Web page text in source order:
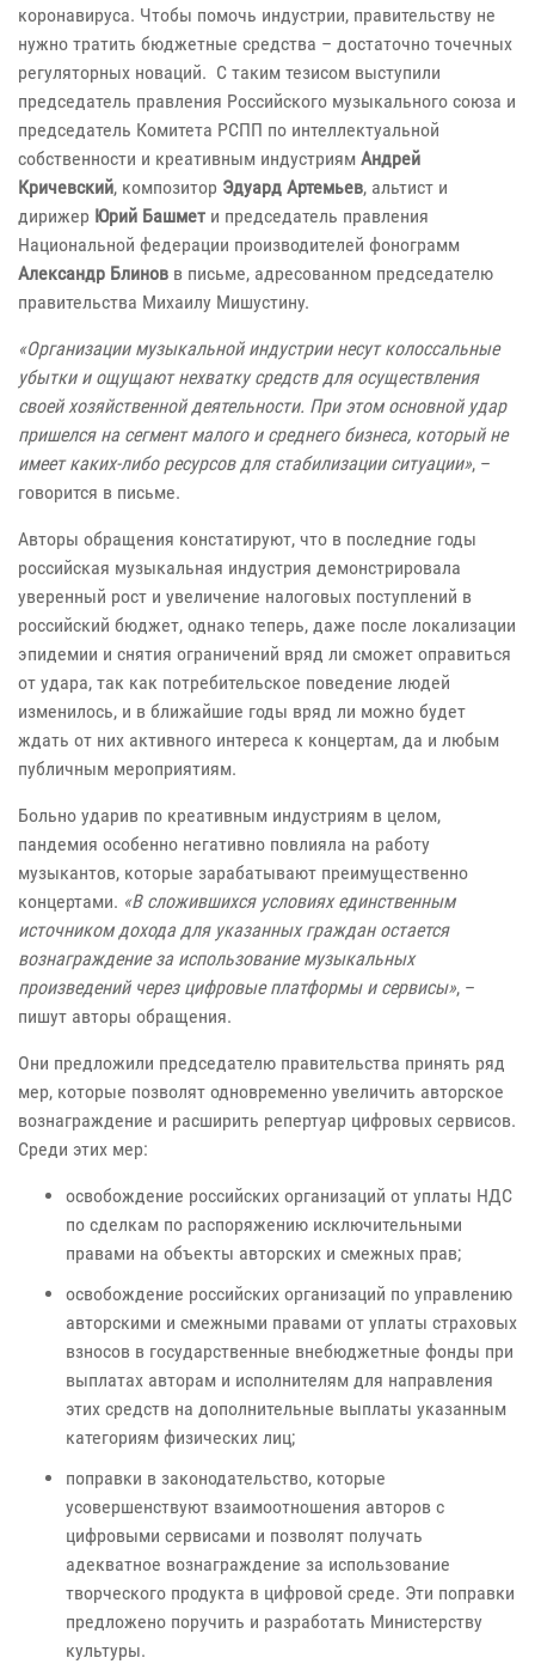
коронавируса. Чтобы помочь индустрии, правительству не
нужно тратить бюджетные средства – достаточно точечных
регуляторных новаций. С таким тезисом выступили
председатель правления Российского музыкального союза и
председатель Комитета РСПП по интеллектуальной
собственности и креативным индустриям Андрей
Кричевский, композитор Эдуард Артемьев, альтист и
дирижер Юрий Башмет и председатель правления
Национальной федерации производителей фонограмм
Александр Блинов в письме, адресованном председателю
правительства Михаилу Мишустину.
«Организации музыкальной индустрии несут колоссальные
убытки и ощущают нехватку средств для осуществления
своей хозяйственной деятельности. При этом основной удар
пришелся на сегмент малого и среднего бизнеса, который не
имеет каких-либо ресурсов для стабилизации ситуации», –
говорится в письме.
Авторы обращения констатируют, что в последние годы
российская музыкальная индустрия демонстрировала
уверенный рост и увеличение налоговых поступлений в
российский бюджет, однако теперь, даже после локализации
эпидемии и снятия ограничений вряд ли сможет оправиться
от удара, так как потребительское поведение людей
изменилось, и в ближайшие годы вряд ли можно будет
ждать от них активного интереса к концертам, да и любым
публичным мероприятиям.
Больно ударив по креативным индустриям в целом,
пандемия особенно негативно повлияла на работу
музыкантов, которые зарабатывают преимущественно
концертами. «В сложившихся условиях единственным
источником дохода для указанных граждан остается
вознаграждение за использование музыкальных
произведений через цифровые платформы и сервисы», –
пишут авторы обращения.
Они предложили председателю правительства принять ряд
мер, которые позволят одновременно увеличить авторское
вознаграждение и расширить репертуар цифровых сервисов.
Среди этих мер:
освобождение российских организаций от уплаты НДС
по сделкам по распоряжению исключительными
правами на объекты авторских и смежных прав;
освобождение российских организаций по управлению
авторскими и смежными правами от уплаты страховых
взносов в государственные внебюджетные фонды при
выплатах авторам и исполнителям для направления
этих средств на дополнительные выплаты указанным
категориям физических лиц;
поправки в законодательство, которые
усовершенствуют взаимоотношения авторов с
цифровыми сервисами и позволят получать
адекватное вознаграждение за использование
творческого продукта в цифровой среде. Эти поправки
предложено поручить и разработать Министерству
культуры.